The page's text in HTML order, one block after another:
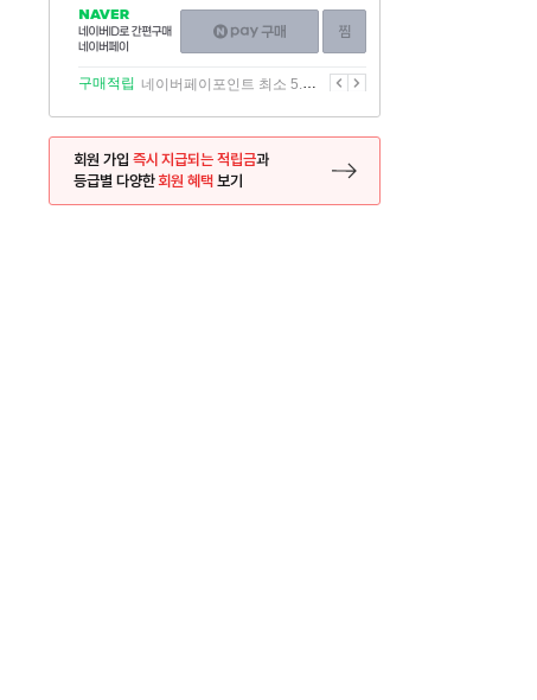
NAVER
네이버
ID로
간편구매
네이버페이
구매하기
이전
구매적립 네이버페이포인트 최소 5.5% 적립 다음
회원 가입 즉시 지급되는 적립금과
등급별 다양한회원 혜택 보기